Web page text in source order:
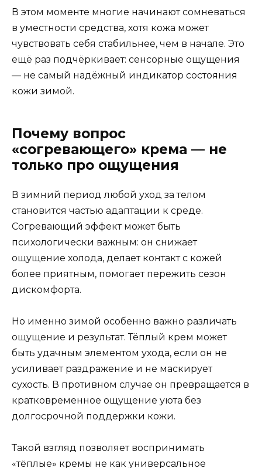
В этом моменте многие начинают сомневаться
в уместности средства, хотя кожа может
чувствовать себя стабильнее, чем в начале. Это
ещё раз подчёркивает: сенсорные ощущения
— не самый надёжный индикатор состояния
кожи зимой.
Почему вопрос
«согревающего» крема — не
только про ощущения
В зимний период любой уход за телом
становится частью адаптации к среде.
Согревающий эффект может быть
психологически важным: он снижает
ощущение холода, делает контакт с кожей
более приятным, помогает пережить сезон
дискомфорта.
Но именно зимой особенно важно различать
ощущение и результат. Тёплый крем может
быть удачным элементом ухода, если он не
усиливает раздражение и не маскирует
сухость. В противном случае он превращается в
кратковременное ощущение уюта без
долгосрочной поддержки кожи.
Такой взгляд позволяет воспринимать
«тёплые» кремы не как универсальное